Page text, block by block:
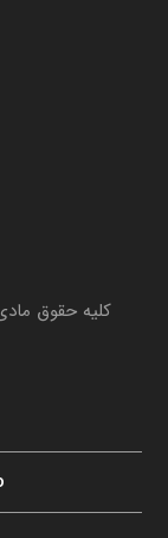
کلیه حقوق